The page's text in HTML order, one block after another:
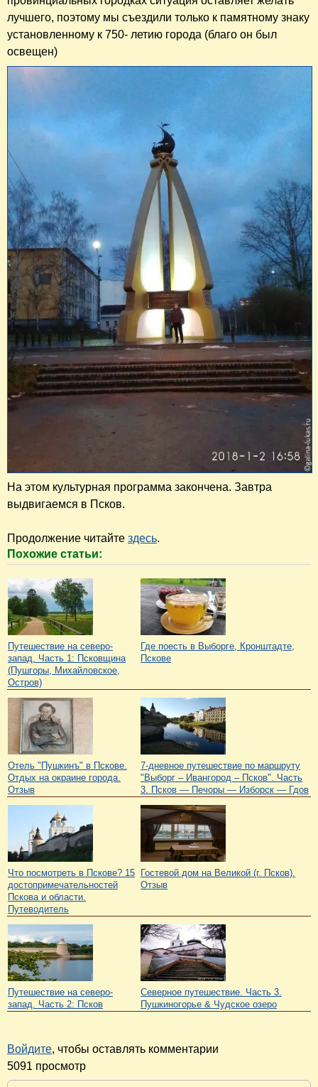
лучшего, поэтому мы съездили только к памятному знаку
установленному к 750- летию города (благо он был
освещен)
На этом культурная программа закончена. Завтра
выдвигаемся в Псков.
Продолжение читайте здесь.
Похожие статьи:
Путешествие на северо-
запад. Часть 1: Псковщина
(Пушгоры, Михайловское,
Остров)
Где поесть в Выборге, Кронштадте,
Пскове
Отель "Пушкинъ" в Пскове.
Отдых на окраине города.
Отзыв
7-дневное путешествие по маршруту
"Выборг – Ивангород – Псков". Часть
3. Псков — Печоры — Изборск — Гдов
Что посмотреть в Пскове? 15
достопримечательностей
Пскова и области.
Путеводитель
Гостевой дом на Великой (г. Псков).
Отзыв
Путешествие на северо-
запад. Часть 2: Псков
Северное путешествие. Часть 3.
Пушкиногорье & Чудское озеро
Войдите, чтобы оставлять комментарии
5091 просмотр